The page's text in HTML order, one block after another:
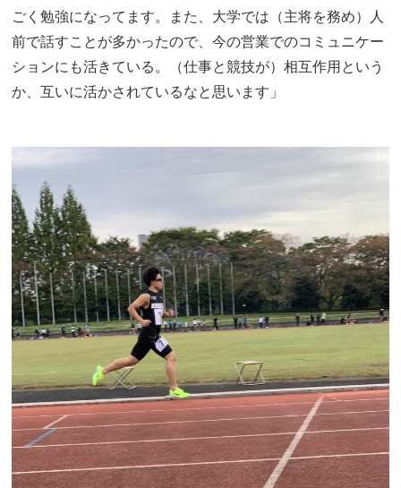
ごく勉強になってます。また、大学では（主将を務め）人
前で話すことが多かったので、今の営業でのコミュニケー
ションにも活きている。（仕事と競技が）相互作用という
か、互いに活かされているなと思います」